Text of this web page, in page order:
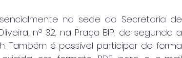
na sede da Secretaria de
nº 32, na Praça BIP, de segunda a
Também é possível participar de forma